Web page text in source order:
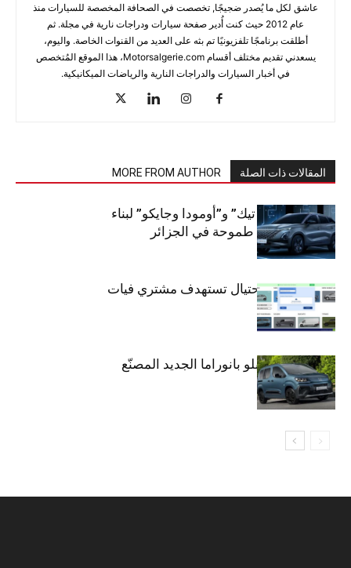
عاشق لكل ما يُصدر ضجيجًا, تخصصت في الصحافة المخصصة للسيارات منذ
عام 2012 حيث كنت أُدير صفحة سيارات ودراجات نارية في مجلة. ثم
أطلقت برنامجًا تلفزيونيًا تم بثه على العديد من القنوات الخاصة. واليوم،
يسعدني تقديم مختلف أقسام Motorsalgerie.com، هذا الموقع المُتخصص
في أخبار السيارات والدراجات النارية والرياضات الميكانيكية.
المقالات ذات الصلة MORE FROM AUTHOR
شراكة “كارس تيك” و”أومودا وجايكو” لبناء
صناعة سيارات طموحة في الجزائر
تحذير: عملية احتيال تستهدف مشتري فيات
دوبلو بانوراما
فيات تطلق دوبلو بانوراما الجديد المصنّع
في الجزائر